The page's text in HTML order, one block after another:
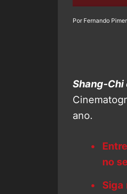
Por Fernando
Shang-Chi
ano.
no
Siga